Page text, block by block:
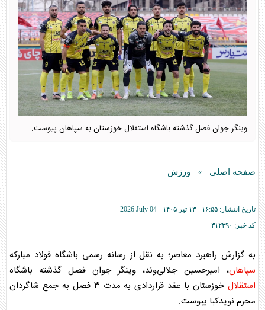
وینگر جوان فصل گذشته باشگاه استقلال خوزستان به سپاهان پیوست.
صفحه اصلی » ورزش
تاریخ انتشار: ۱۶:۵۵ - ۱۳ تير ۱۴۰۵ -
2026 July 04
کد خبر: ۳۱۲۳۹۰
به گزارش راهبرد معاصر؛ به نقل از رسانه رسمی باشگاه فولاد مبارکه
سپاهان، امیرحسین جلالی‌وند، وینگر جوان فصل گذشته باشگاه
استقلال
خوزستان با عقد قراردادی به مدت ۳ فصل به جمع شاگردان
محرم نویدکیا پیوست.